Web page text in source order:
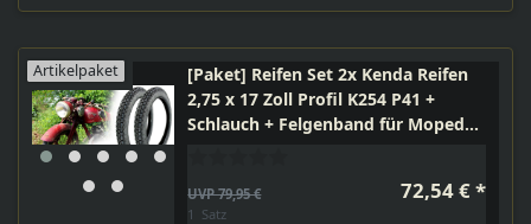
Artikelpaket
[Paket] Reifen Set 2x Kenda Reifen
2,75 x 17 Zoll Profil K254 P41 +
Schlauch + Felgenband für Moped
UVP 79,95 € 72,54 € *
1 Satz